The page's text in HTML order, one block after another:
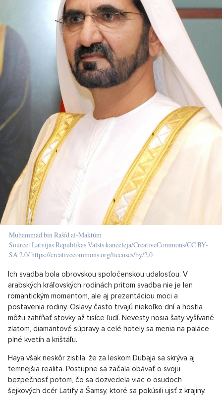
Muhammad bin Rašíd al-Maktúm
Source: Latvijas Republikas Valsts kanceleja/CreativeCommons/CC BY-
SA 2.0/ https://creativecommons.org/licenses/by/2.0
Ich svadba bola obrovskou spoločenskou udalosťou. V
arabských kráľovských rodinách pritom svadba nie je len
romantickým momentom, ale aj prezentáciou moci a
postavenia rodiny. Oslavy často trvajú niekoľko dní a hostia
môžu zahŕňať stovky až tisíce ľudí. Nevesty nosia šaty vyšívané
zlatom, diamantové súpravy a celé hotely sa menia na paláce
plné kvetín a krištáľu.
Haya však neskôr zistila, že za leskom Dubaja sa skrýva aj
temnejšia realita. Postupne sa začala obávať o svoju
bezpečnosť potom, čo sa dozvedela viac o osudoch
šejkových dcér Latify a Šamsy, ktoré sa pokúsili ujsť z krajiny.